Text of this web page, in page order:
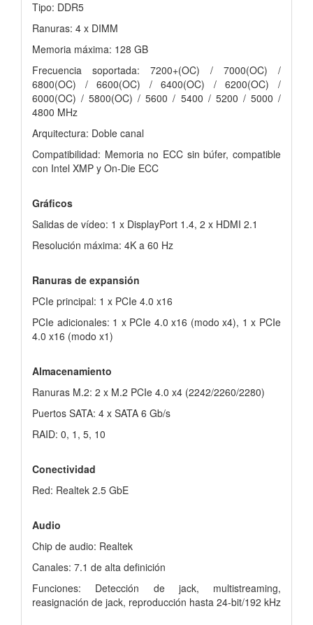
Tipo: DDR5
Ranuras: 4 x DIMM
Memoria máxima: 128 GB
Frecuencia soportada: 7200+(OC) / 7000(OC) /
6800(OC) / 6600(OC) / 6400(OC) / 6200(OC) /
6000(OC) / 5800(OC) / 5600 / 5400 / 5200 / 5000 /
4800 MHz
Arquitectura: Doble canal
Compatibilidad: Memoria no ECC sin búfer, compatible
con Intel XMP y On-Die ECC
Gráficos
Salidas de vídeo: 1 x DisplayPort 1.4, 2 x HDMI 2.1
Resolución máxima: 4K a 60 Hz
Ranuras de expansión
PCIe principal: 1 x PCIe 4.0 x16
PCIe adicionales: 1 x PCIe 4.0 x16 (modo x4), 1 x PCIe
4.0 x16 (modo x1)
Almacenamiento
Ranuras M.2: 2 x M.2 PCIe 4.0 x4 (2242/2260/2280)
Puertos SATA: 4 x SATA 6 Gb/s
RAID: 0, 1, 5, 10
Conectividad
Red: Realtek 2.5 GbE
Audio
Chip de audio: Realtek
Canales: 7.1 de alta definición
Funciones: Detección de jack, multistreaming,
reasignación de jack, reproducción hasta 24-bit/192 kHz